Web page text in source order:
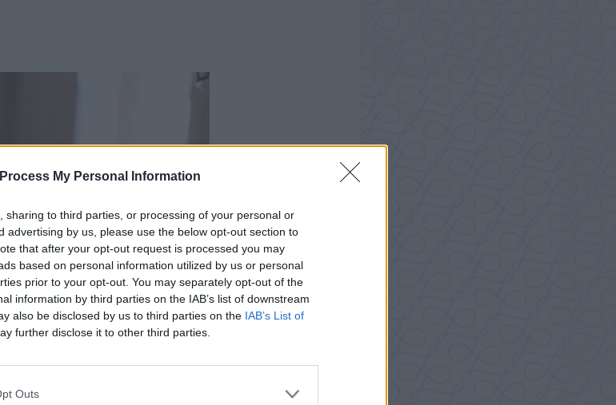
My Personal Information
sharing to third parties, or processing of your personal or
advertising by us, please use the below opt-out section to
that after your opt-out request is processed you may
based on personal information utilized by us or personal
prior to your opt-out. You may separately opt-out of the
information by third parties on the IAB’s list of downstream
also be disclosed by us to third parties on the IAB’s List of
further disclose it to other third parties.
Outs